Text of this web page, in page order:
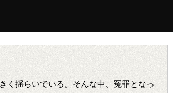
く揺らいでいる。そんな中、冤罪となっ